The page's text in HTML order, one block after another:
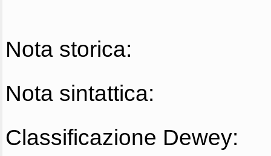
Nota storica:
Nota sintattica:
Classificazione Dewey: